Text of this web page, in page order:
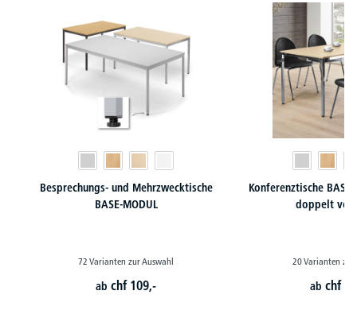
Besprechungs- und Mehrzwecktische
BASE-MODUL
72 Varianten zur Auswahl
abchf 109,-
Konferenztische
doppelt
20 Varianten zur
abchf